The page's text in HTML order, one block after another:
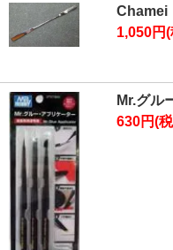
Chamei
1,050円
Mr.グル
630円(